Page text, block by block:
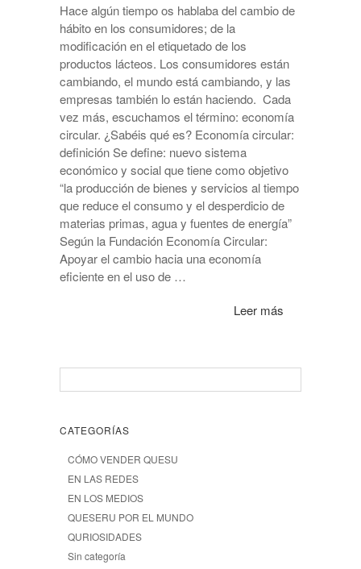
Hace algún tiempo os hablaba del cambio de
hábito en los consumidores; de la
modificación en el etiquetado de los
productos lácteos. Los consumidores están
cambiando, el mundo está cambiando, y las
empresas también lo están haciendo. Cada
vez más, escuchamos el término: economía
circular. ¿Sabéis qué es? Economía circular:
definición Se define: nuevo sistema
económico y social que tiene como objetivo
“la producción de bienes y servicios al tiempo
que reduce el consumo y el desperdicio de
materias primas, agua y fuentes de energía”
Según la Fundación Economía Circular:
Apoyar el cambio hacia una economía
eficiente en el uso de …
Leer más
CATEGORÍAS
CÓMO VENDER QUESU
EN LAS REDES
EN LOS MEDIOS
QUESERU POR EL MUNDO
QURIOSIDADES
Sin categoría